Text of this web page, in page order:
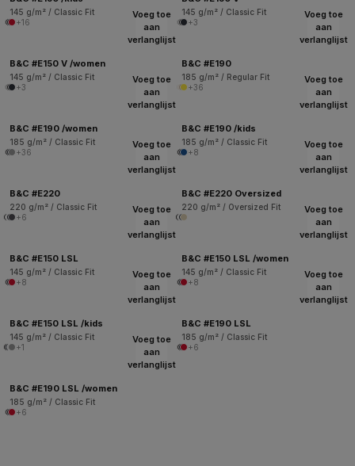
145 g/m² / Classic Fit
+16
145 g/m² / Classic Fit
+3
Voeg toe
aan
verlanglijst
B&C #E150 V /women
145 g/m² / Classic Fit
+3
Voeg toe
aan
verlanglijst
B&C #E190
185 g/m² / Regular Fit
+36
Voeg toe
aan
verlanglijst
B&C #E190 /women
185 g/m² / Classic Fit
+36
Voeg toe
aan
verlanglijst
B&C #E190 /kids
185 g/m² / Classic Fit
+8
Voeg toe
aan
verlanglijst
B&C #E220
220 g/m² / Classic Fit
+6
Voeg toe
aan
verlanglijst
B&C #E220 Oversized
220 g/m² / Oversized Fit
Voeg toe
aan
verlanglijst
B&C #E150 LSL
145 g/m² / Classic Fit
+8
Voeg toe
aan
verlanglijst
B&C #E150 LSL /women
145 g/m² / Classic Fit
+8
Voeg toe
aan
verlanglijst
B&C #E150 LSL /kids
145 g/m² / Classic Fit
+1
Voeg toe
aan
verlanglijst
B&C #E190 LSL
185 g/m² / Classic Fit
+6
Voeg toe
aan
verlanglijst
B&C #E190 LSL /women
185 g/m² / Classic Fit
+6